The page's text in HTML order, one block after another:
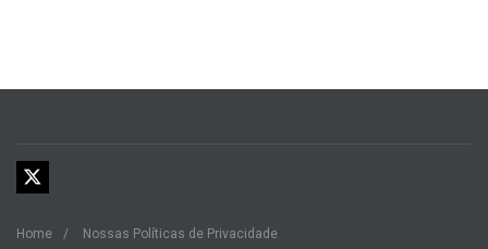
Home Nossas Políticas de Privacidade